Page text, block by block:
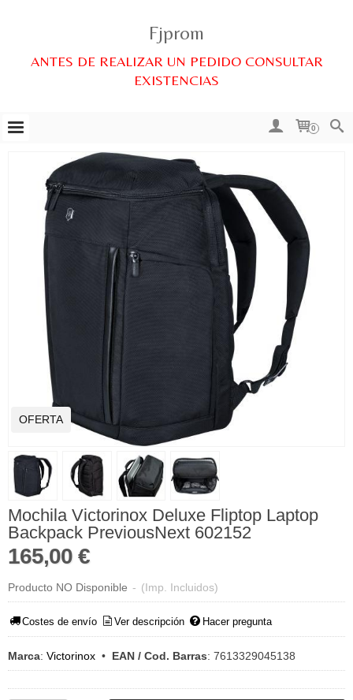
Fjprom
ANTES DE REALIZAR UN PEDIDO CONSULTAR
EXISTENCIAS
0
OFERTA
Mochila Victorinox Deluxe Fliptop Laptop
Backpack PreviousNext 602152
165,00 €
Producto NO Disponible - (Imp. Incluidos)
Costes de envío Ver descripción Hacer pregunta
Marca: Victorinox • EAN / Cod. Barras: 7613329045138